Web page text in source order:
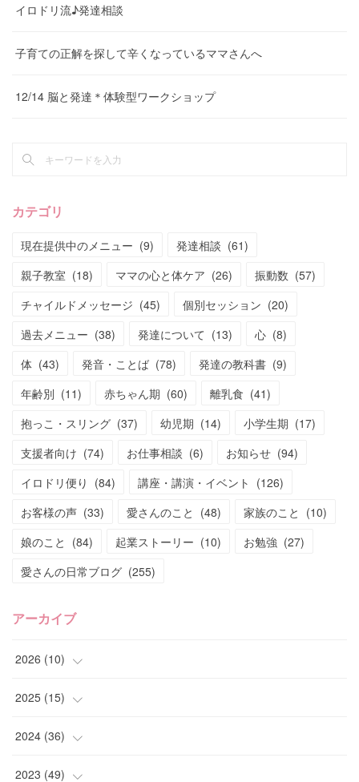
イロドリ流♪発達相談
子育ての正解を探して辛くなっているママさんへ
12/14 脳と発達＊体験型ワークショップ
カテゴリ
現在提供中のメニュー (9) 発達相談 (61)
親子教室 (18) ママの心と体ケア (26) 振動数 (57)
チャイルドメッセージ (45) 個別セッション (20)
過去メニュー (38) 発達について (13) 心 (8)
体 (43) 発音・ことば (78) 発達の教科書 (9)
年齢別 (11) 赤ちゃん期 (60) 離乳食 (41)
抱っこ・スリング (37) 幼児期 (14) 小学生期 (17)
支援者向け (74) お仕事相談 (6) お知らせ (94)
イロドリ便り (84) 講座・講演・イベント (126)
お客様の声 (33) 愛さんのこと (48) 家族のこと (10)
娘のこと (84) 起業ストーリー (10) お勉強 (27)
愛さんの日常ブログ (255)
アーカイブ
2026 (10)
(1)
(4)
(2)
2025 (15)
(4)
(2)
2024 (36)
(2)
2023 (49)